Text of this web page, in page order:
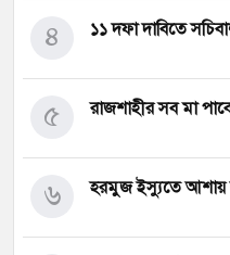
১১ দফা দাবিতে
৪
রাজশাহীর সব মা
৫
হরমুজ ইস্যুতে আশায়
৬